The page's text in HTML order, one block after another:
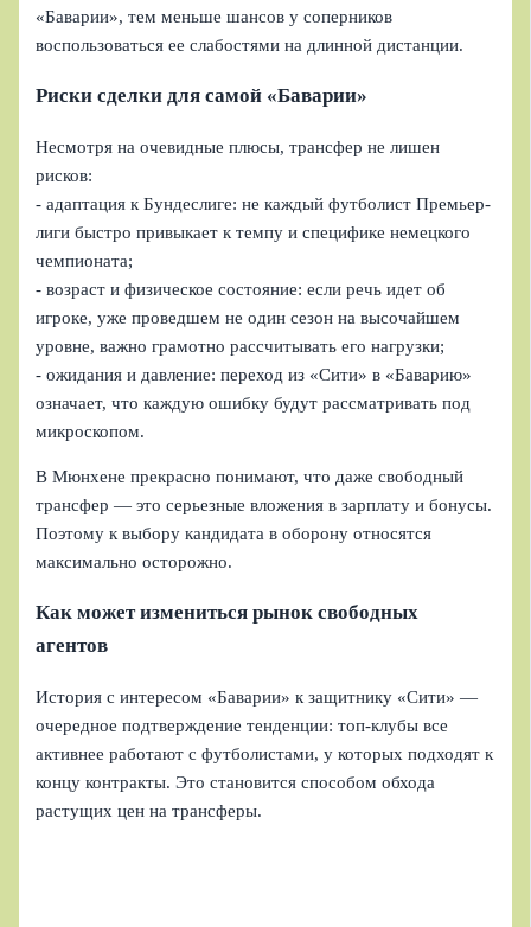
«Баварии», тем меньше шансов у соперников
воспользоваться ее слабостями на длинной дистанции.
Риски сделки для самой «Баварии»
Несмотря на очевидные плюсы, трансфер не лишен
рисков:
- адаптация к Бундеслиге: не каждый футболист Премьер-
лиги быстро привыкает к темпу и специфике немецкого
чемпионата;
- возраст и физическое состояние: если речь идет об
игроке, уже проведшем не один сезон на высочайшем
уровне, важно грамотно рассчитывать его нагрузки;
- ожидания и давление: переход из «Сити» в «Баварию»
означает, что каждую ошибку будут рассматривать под
микроскопом.
В Мюнхене прекрасно понимают, что даже свободный
трансфер — это серьезные вложения в зарплату и бонусы.
Поэтому к выбору кандидата в оборону относятся
максимально осторожно.
Как может измениться рынок свободных
агентов
История с интересом «Баварии» к защитнику «Сити» —
очередное подтверждение тенденции: топ-клубы все
активнее работают с футболистами, у которых подходят к
концу контракты. Это становится способом обхода
растущих цен на трансферы.